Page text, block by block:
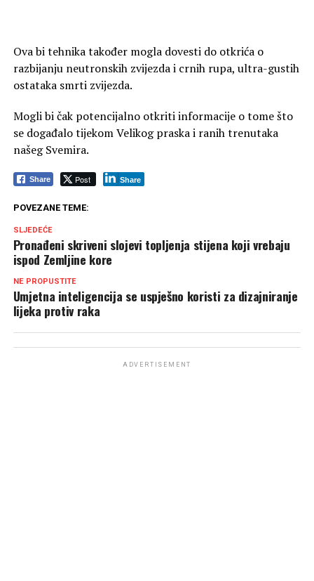
Ova bi tehnika također mogla dovesti do otkrića o
razbijanju neutronskih zvijezda i crnih rupa, ultra-gustih
ostataka smrti zvijezda.
Mogli bi čak potencijalno otkriti informacije o tome što
se događalo tijekom Velikog praska i ranih trenutaka
našeg Svemira.
Share Post Share
POVEZANE TEME:
SLJEDEĆE
Pronađeni skriveni slojevi topljenja stijena koji vrebaju
ispod Zemljine kore
NE PROPUSTITE
Umjetna inteligencija se uspješno koristi za dizajniranje
lijeka protiv raka
ADVERTISEMENT